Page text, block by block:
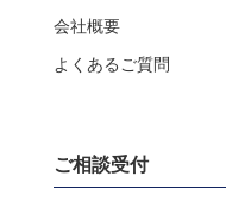
会社概要
よくあるご質問
ご相談受付